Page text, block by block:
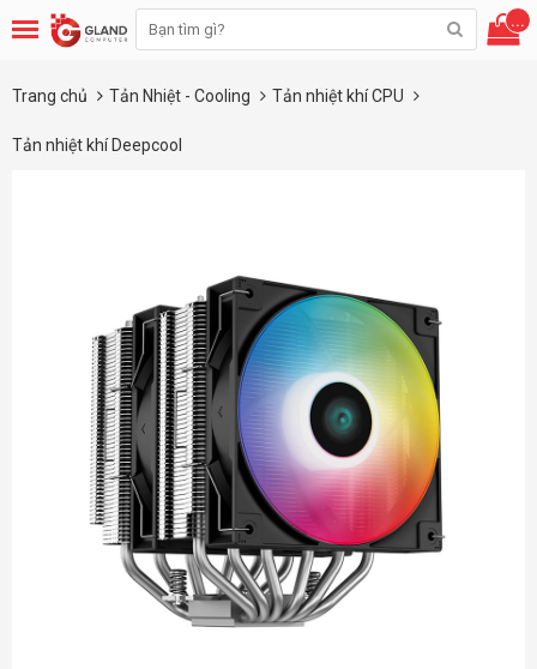
...
Trang chủ Tản Nhiệt - Cooling Tản nhiệt khí CPU
Tản nhiệt khí Deepcool